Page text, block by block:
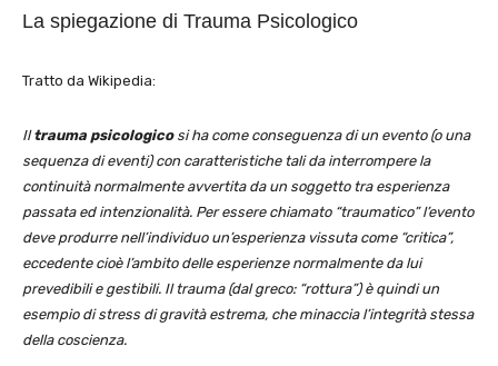
La spiegazione di Trauma Psicologico
Tratto da Wikipedia:
Iltrauma psicologicosi ha come conseguenza di un evento (o una
sequenza di eventi) con caratteristiche tali da interrompere la
continuità normalmente avvertita da un soggetto tra esperienza
passata ed intenzionalità. Per essere chiamato “traumatico” l’evento
deve produrre nell’individuo un’esperienza vissuta come “critica”,
eccedente cioè l’ambito delle esperienze normalmente da lui
prevedibili e gestibili. Il trauma (dal greco: “rottura”) è quindi un
esempio di stress di gravità estrema, che minaccia l’integrità stessa
della coscienza.